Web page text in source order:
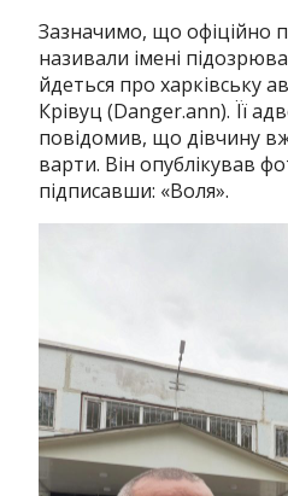
Зазначимо, що офіційно
називали імені
йдеться про харківську
Крівуц (Danger.ann). Її
повідомив, що дівчину
варти. Він опублікував
підписавши: «Воля».